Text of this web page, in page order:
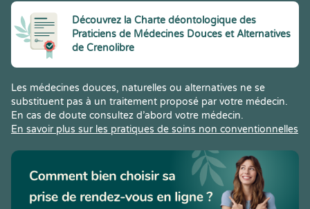
Découvrez la Charte déontologique des
Praticiens de Médecines Douces et Alternatives
de Crenolibre
Les médecines douces, naturelles ou alternatives ne se
substituent pas à un traitement proposé par votre médecin.
En cas de doute consultez d’abord votre médecin.
En savoir plus sur les pratiques de soins non conventionnelles